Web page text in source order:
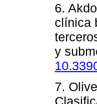
6.
clínica
y
7.